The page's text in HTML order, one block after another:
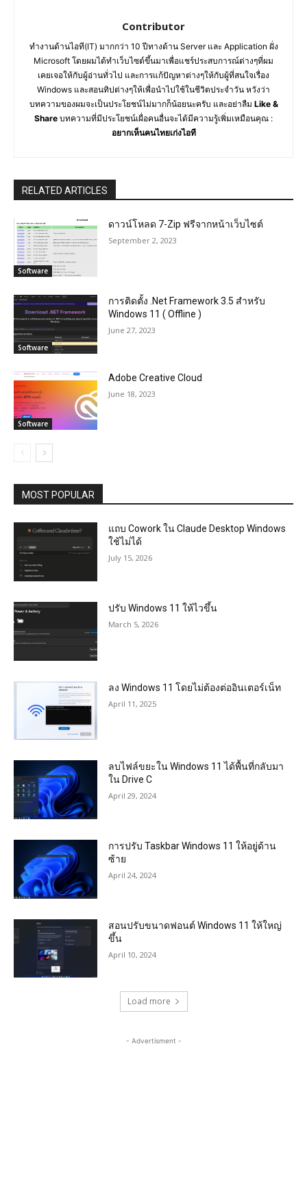
Contributor
ทำงานด้านไอที(IT) มากกว่า 10 ปีทางด้าน Server และ Application ฝั่ง
Microsoft โดยผมได้ทำเว็บไซต์ขึ้นมาเพื่อแชร์ประสบการณ์ต่างๆที่ผม
เคยเจอให้กับผู้อ่านทั่วไป และการแก้ปัญหาต่างๆให้กับผู้ที่สนใจเรื่อง
Windows และสอนทิปต่างๆให้เพื่อนำไปใช้ในชีวิตประจำวัน หวังว่า
บทความของผมจะเป็นประโยชน์ไม่มากก็น้อยนะครับ และอย่าลืม Like &
Share บทความที่มีประโยชน์เผื่อคนอื่นจะได้มีความรู้เพิ่มเหมือนคุณ :
อยากเห็นคนไทยเก่งไอที
RELATED ARTICLES
Software
ดาวน์โหลด 7-Zip ฟรีจากหน้าเว็บไซต์
September 2, 2023
Software
การติดตั้ง .Net Framework 3.5 สำหรับ
Windows 11 ( Offline )
June 27, 2023
Software
Adobe Creative Cloud
June 18, 2023
MOST POPULAR
แถบ Cowork ใน Claude Desktop Windows
ใช้ไม่ได้
July 15, 2026
ปรับ Windows 11 ให้ไวขึ้น
March 5, 2026
ลง Windows 11 โดยไม่ต้องต่ออินเตอร์เน็ท
April 11, 2025
ลบไฟล์ขยะใน Windows 11 ได้พื้นที่กลับมา
ใน Drive C
April 29, 2024
การปรับ Taskbar Windows 11 ให้อยู่ด้าน
ซ้าย
April 24, 2024
สอนปรับขนาดฟอนต์ Windows 11 ให้ใหญ่
ขึ้น
April 10, 2024
Load more
- Advertisment -